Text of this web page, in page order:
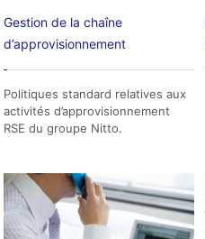
Gestion de la chaîne
d’approvisionnement
Politiques standard relatives aux
activités d’approvisionnement
RSE du groupe Nitto.